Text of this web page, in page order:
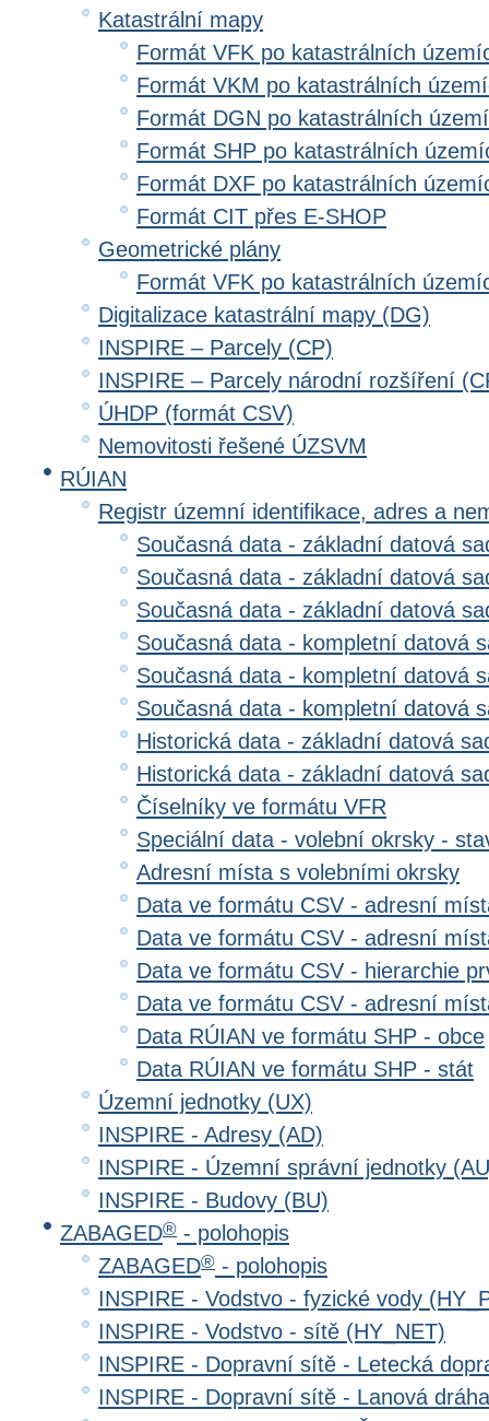
Katastrální mapy
Formát VFK po katastrálních
Formát VKM po katastrálních
Formát DGN po katastrálních
Formát SHP po katastrálních
Formát DXF po katastrálních
Formát CIT přes E-SHOP
Geometrické plány
Formát VFK po katastrálních
Digitalizace katastrální mapy (DG)
INSPIRE – Parcely (CP)
INSPIRE – Parcely národní rozšíření
ÚHDP (formát CSV)
Nemovitosti řešené ÚZSVM
RÚIAN
Registr územní identifikace, adres a
Současná data - základní datová
Současná data - základní datová
Současná data - základní datová
Současná data - kompletní datová
Současná data - kompletní datová
Současná data - kompletní datová
Historická data - základní datová
Historická data - základní datová
Číselníky ve formátu VFR
Speciální data - volební okrsky -
Adresní místa s volebními okrsky
Data ve formátu CSV - adresní
Data ve formátu CSV - adresní
Data ve formátu CSV - hierarchie
Data ve formátu CSV - adresní
Data RÚIAN ve formátu SHP - obce
Data RÚIAN ve formátu SHP - stát
Územní jednotky (UX)
INSPIRE - Adresy (AD)
INSPIRE - Územní správní jednotky
INSPIRE - Budovy (BU)
ZABAGED® - polohopis
ZABAGED® - polohopis
INSPIRE - Vodstvo - fyzické vody
INSPIRE - Vodstvo - sítě (HY_NET)
INSPIRE - Dopravní sítě - Letecká
INSPIRE - Dopravní sítě - Lanová